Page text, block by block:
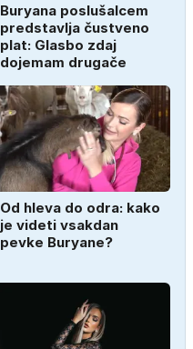
Buryana poslušalcem
predstavlja čustveno
plat: Glasbo zdaj
dojemam drugače
Od hleva do odra: kako
je videti vsakdan
pevke Buryane?